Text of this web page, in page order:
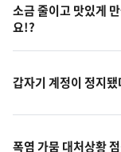
소금 줄이고 맛있게
요!?
갑자기 계정이 정지
폭염 가뭄 대처상황